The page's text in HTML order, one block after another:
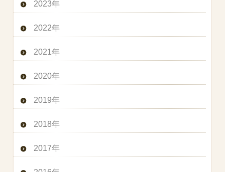
2023年
2022年
2021年
2020年
2019年
2018年
2017年